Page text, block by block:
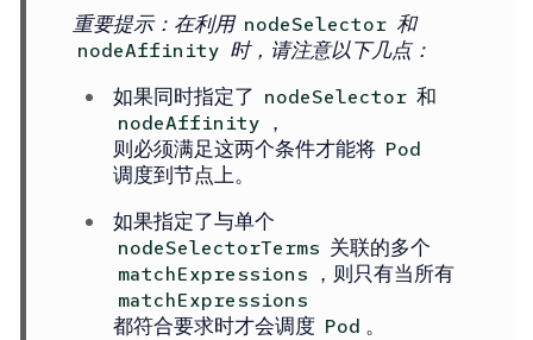
重要提示：在利用 nodeSelector 和
nodeAffinity 时，请注意以下几点：
如果同时指定了 nodeSelector 和
nodeAffinity ，
则必须满足这两个条件才能将 Pod
调度到节点上。
如果指定了与单个
nodeSelectorTerms 关联的多个
matchExpressions ，则只有当所有
matchExpressions
都符合要求时才会调度 Pod 。